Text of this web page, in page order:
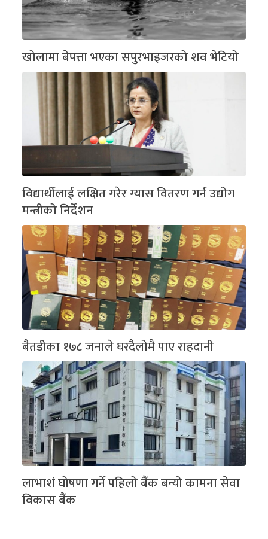
खोलामा बेपत्ता भएका सपुरभाइजरको शव भेटियो
विद्यार्थीलाई लक्षित गरेर ग्यास वितरण गर्न उद्योग
मन्त्रीको निर्देशन
बैतडीका १७८ जनाले घरदैलोमै पाए राहदानी
लाभाशं घोषणा गर्ने पहिलो बैंक बन्यो कामना सेवा
विकास बैंक